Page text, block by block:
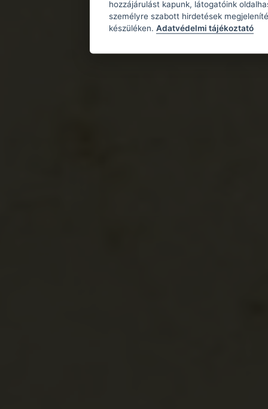
hozzájárulást kapunk, látogatóink
személyre szabott hirdetések
készüléken. Adatvédelmi tájékoztató